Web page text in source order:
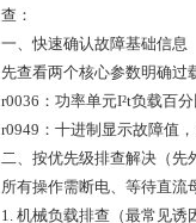
查：
一、快速确认故障基础信息
先查看两个核心参数明确过
r0036：功率单元I²t负载百
r0949：十进制显示故障值
二、按优先级排查解决（先
所有操作需断电、等待直流
1. 机械负载排查（最常见诱